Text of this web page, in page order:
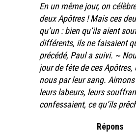
En un même jour, on
deux Apôtres ! Mais ces
qu’un : bien qu’ils aient
différents, ils ne faisaient
précédé, Paul a suivi. ~
jour de fête de ces Apôtres,
nous par leur sang.
leurs labeurs, leurs
confessaient, ce qu’ils
Répons